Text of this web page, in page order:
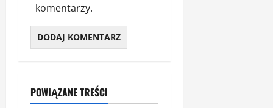
komentarzy.
POWIĄZANE TREŚCI